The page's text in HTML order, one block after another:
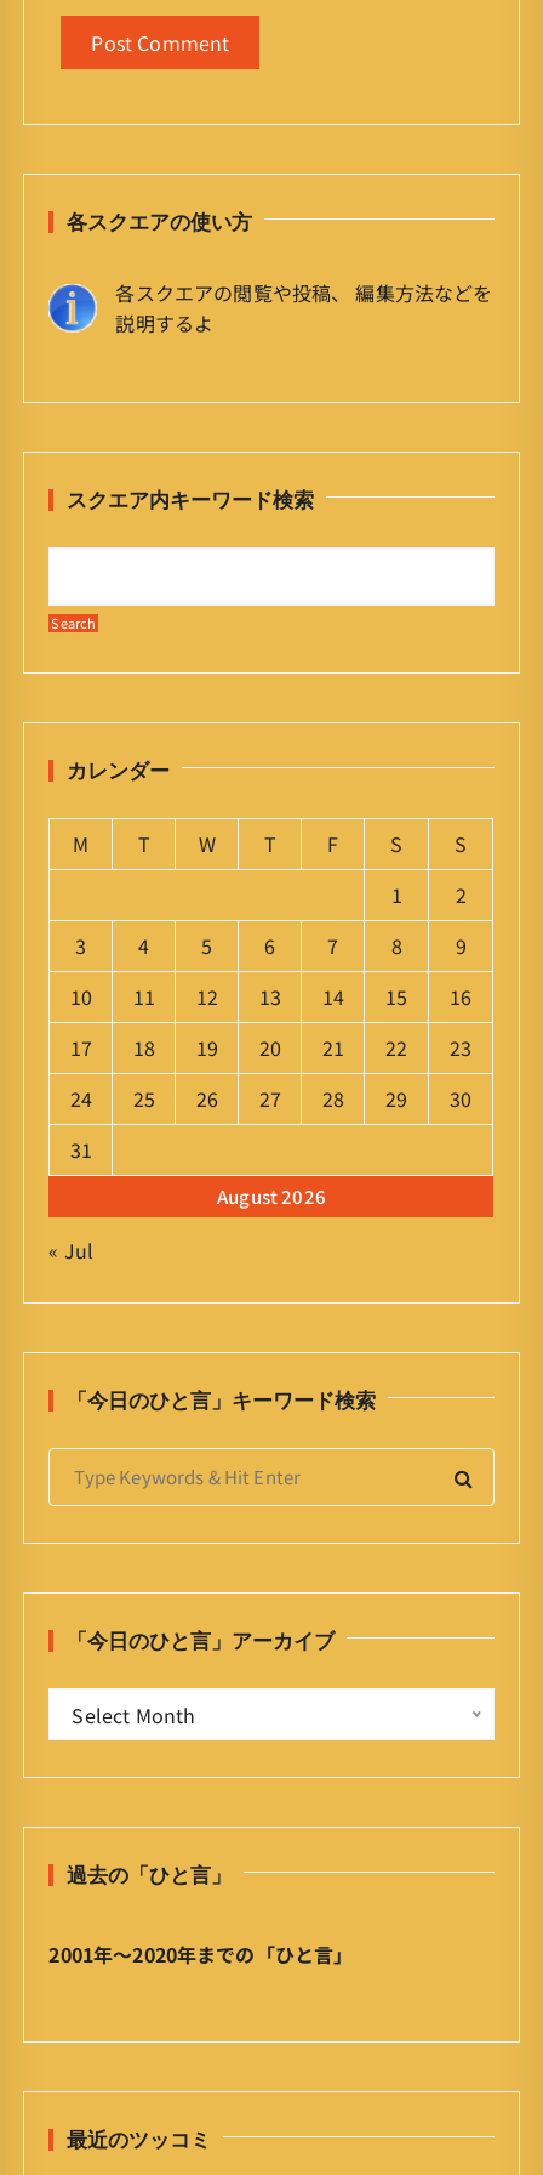
各スクエアの使い方
各スクエアの閲覧や投稿、 編集方法などを
説明するよ
スクエア内キーワード検索
カレンダー
August 2026
M T W T F S
S
1
2
3
4 5 6 7 8
9
10
11 12 13 14 15
16
17
18 19 20 21 22
23
24
25 26 27 28 29
30
31
« Jul
「今日のひと言」キーワード検索
S
r
:
「今日のひと言」アーカイブ
ひ
言
ア
イ
Select Month
過去の「ひと言」
2001年〜2020年までの「ひと言」
最近のツッコミ